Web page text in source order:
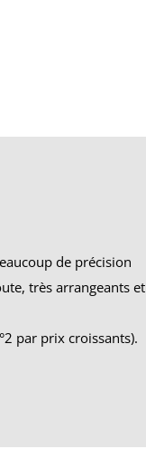
de précision
très arrangeants et
par prix croissants).